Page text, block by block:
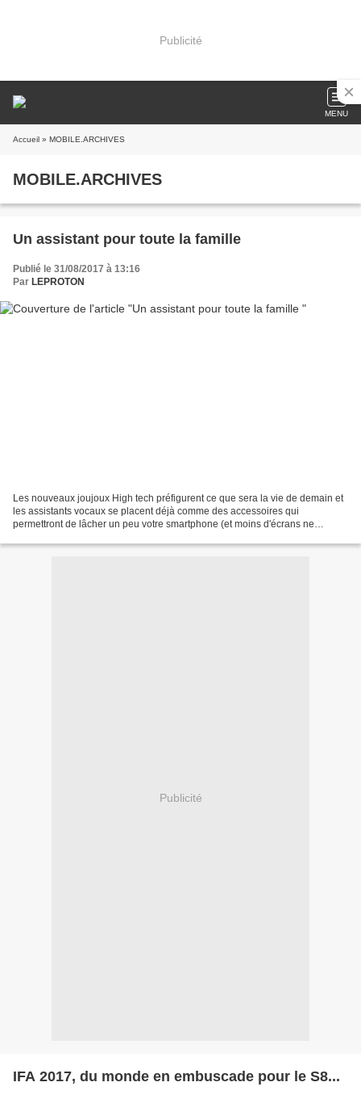
Publicité
MENU
Accueil » MOBILE.ARCHIVES
MOBILE.ARCHIVES
Un assistant pour toute la famille
Publié le 31/08/2017 à 13:16
Par LEPROTON
Les nouveaux joujoux High tech préfigurent ce que sera la vie de demain et
les assistants vocaux se placent déjà comme des accessoires qui
permettront de lâcher un peu votre smartphone (et moins d'écrans ne
Publicité
IFA 2017, du monde en embuscade pour le S8...